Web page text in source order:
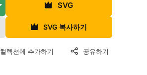
SVG
SVG 복사하기
컬렉션에 추가하기 공유하기